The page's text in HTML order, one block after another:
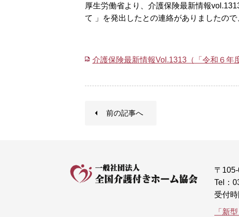
厚生労働省より、介護保険最新情報
て 」を発出したとの連絡がありましたの
介護保険最新情報Vol.1313（「令和６年
前の記事へ
〒
Tel：
受付
「新